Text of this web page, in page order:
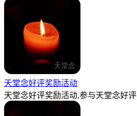
天堂念好评奖励活动
天堂念好评奖励活动,参与天堂念好